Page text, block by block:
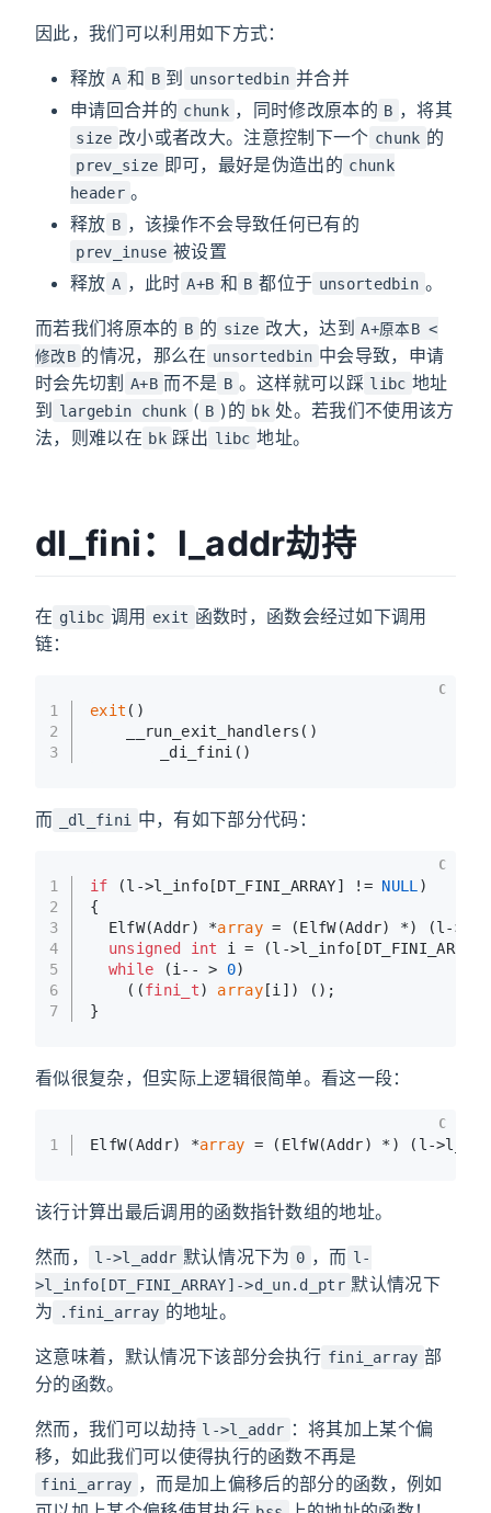
因此，我们可以利用如下方式：
释放 A 和 B 到 unsortedbin 并合并
申请回合并的 chunk ，同时修改原本的 B ，将其
size 改小或者改大。注意控制下一个 chunk 的
prev_size 即可，最好是伪造出的 chunk
header 。
释放 B ，该操作不会导致任何已有的
prev_inuse 被设置
释放 A ，此时 A+B 和 B 都位于 unsortedbin 。
而若我们将原本的 B 的 size 改大，达到 A+原本B <
修改B 的情况，那么在 unsortedbin 中会导致，申请
时会先切割 A+B 而不是 B 。这样就可以踩 libc 地址
到 largebin chunk ( B )的 bk 处。若我们不使用该方
法，则难以在 bk 踩出 libc 地址。
dl_fini：l_addr劫持
在 glibc 调用 exit 函数时，函数会经过如下调用
链：
1
2
3
exit ()
    __run_exit_handlers()
    	_di_fini()
C
而 _dl_fini 中，有如下部分代码：
1
2
3
4
5
6
7
if (l->l_info[DT_FINI_ARRAY] != NULL)
{
  ElfW(Addr) *
array = (ElfW(Addr) *) (l-
unsigned
int i = (l-
while (i-- > 0)
    ((
fini_t) array [i]) ();
}
C
看似很复杂，但实际上逻辑很简单。看这一段：
1 ElfW(Addr) *array = (ElfW(Addr) *) (l-
C
该行计算出最后调用的函数指针数组的地址。
然而， l->l_addr 默认情况下为 0 ，而 l-
>l_info[DT_FINI_ARRAY]->d_un.d_ptr 默认情况下
为
.fini_array 的地址。
这意味着，默认情况下该部分会执行 fini_array 部
分的函数。
然而，我们可以劫持 l->l_addr ：将其加上某个偏
移，如此我们可以使得执行的函数不再是
fini_array ，而是加上偏移后的部分的函数，例如